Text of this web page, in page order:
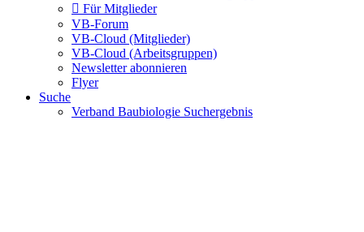
Für Mitglieder
VB-Forum
VB-Cloud (Mitglieder)
VB-Cloud (Arbeitsgruppen)
Newsletter abonnieren
Flyer
Suche
Verband Baubiologie Suchergebnis